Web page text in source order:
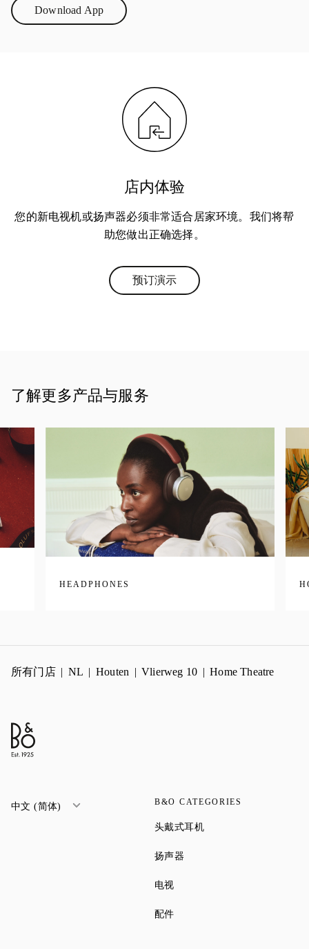
Download AppLink Opens in New Tab
店内体验
您的新电视机或扬声器必须非常适合居家环境。我们将帮
助您做出正确选择。
预订演示Link Opens in New Tab
了解更多产品与服务
HEADPHONES
所有门店 NL Houten Vlierweg 10 Home Theatre
中文 (简体) B&O CATEGORIES
头戴式耳机
扬声器
电视
配件Link Opens in New Tab